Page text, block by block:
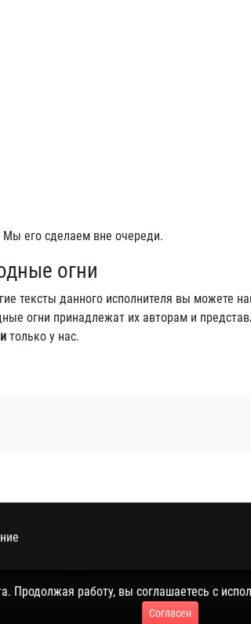
Мы его сделаем вне очереди.
огни
тексты данного исполнителя вы можете
огни принадлежат их авторам и
только у нас.
конфиденциальности,
работу, вы соглашаетесь с
Согласен